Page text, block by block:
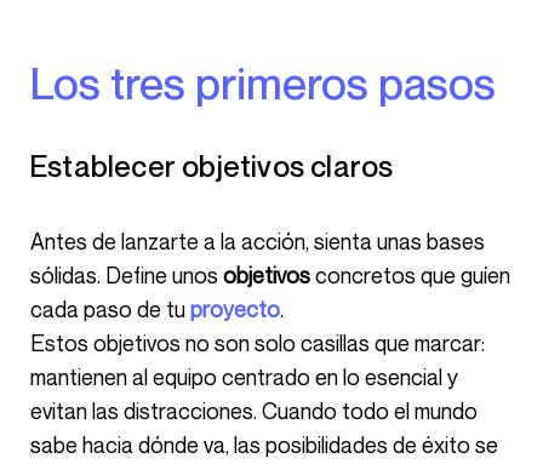
Los tres primeros pasos
Establecer objetivos claros
Antes de lanzarte a la acción, sienta unas bases
sólidas. Define unos objetivosconcretos que guíen
cada paso de tuproyecto.
Estos objetivos no son solo casillas que marcar:
mantienen al equipo centrado en lo esencial y
evitan las distracciones. Cuando todo el mundo
sabe hacia dónde va, las posibilidades de éxito se